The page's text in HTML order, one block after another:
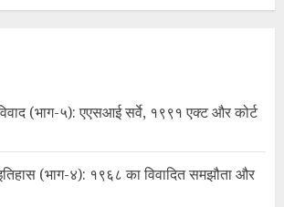
(भाग-५): एएसआई सर्वे, १९९१ एक्ट और कोर्ट
(भाग-४): १९६८ का विवादित समझौता और